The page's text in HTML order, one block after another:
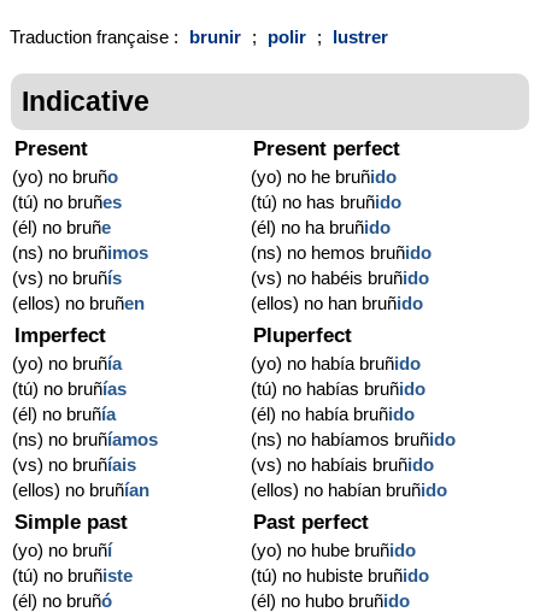
Traduction française : brunir ; polir ; lustrer
Indicative
Present
(yo) no bruño
(tú) no bruñes
(él) no bruñe
(ns) no bruñimos
(vs) no bruñís
(ellos) no bruñen
Present perfect
(yo) no he bruñido
(tú) no has bruñido
(él) no ha bruñido
(ns) no hemos bruñido
(vs) no habéis bruñido
(ellos) no han bruñido
Imperfect
(yo) no bruñía
(tú) no bruñías
(él) no bruñía
(ns) no bruñíamos
(vs) no bruñíais
(ellos) no bruñían
Pluperfect
(yo) no había bruñido
(tú) no habías bruñido
(él) no había bruñido
(ns) no habíamos bruñido
(vs) no habíais bruñido
(ellos) no habían bruñido
Simple past
(yo) no bruñí
(tú) no bruñiste
(él) no bruñó
Past perfect
(yo) no hube bruñido
(tú) no hubiste bruñido
(él) no hubo bruñido